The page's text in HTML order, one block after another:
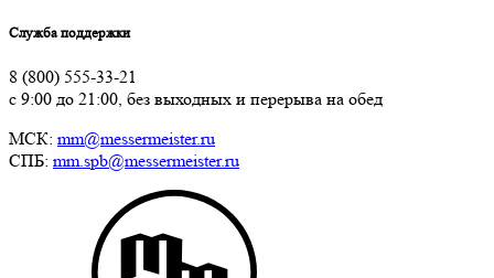
Служба поддержки
8 (800) 555-33-21
с 9:00 до 21:00, без выходных и перерыва на обед
МСК: mm@messermeister.ru
СПБ: mm.spb@messermeister.ru